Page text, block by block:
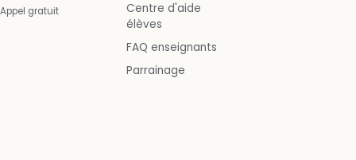
Appel gratuit
Centre d'aide
élèves
FAQ enseignants
Parrainage